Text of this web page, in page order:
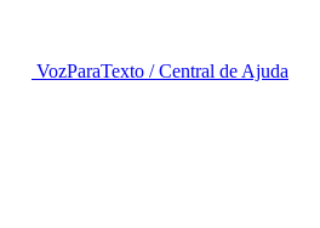
VozParaTexto /Central de Ajuda